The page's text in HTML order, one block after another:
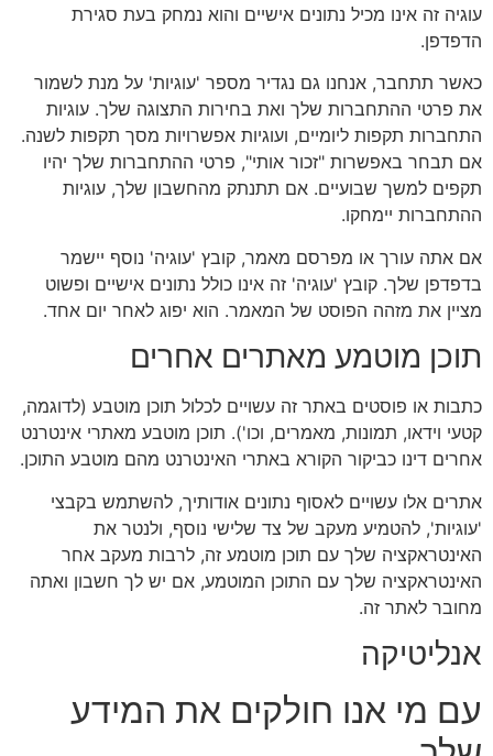
עוגיה זה אינו מכיל נתונים אישיים והוא נמחק בעת סגירת
הדפדפן.
כאשר תתחבר, אנחנו גם נגדיר מספר 'עוגיות' על מנת לשמור
את פרטי ההתחברות שלך ואת בחירות התצוגה שלך. עוגיות
התחברות תקפות ליומיים, ועוגיות אפשרויות מסך תקפות לשנה.
אם תבחר באפשרות "זכור אותי", פרטי ההתחברות שלך יהיו
תקפים למשך שבועיים. אם תתנתק מהחשבון שלך, עוגיות
ההתחברות יימחקו.
אם אתה עורך או מפרסם מאמר, קובץ 'עוגיה' נוסף יישמר
בדפדפן שלך. קובץ 'עוגיה' זה אינו כולל נתונים אישיים ופשוט
מציין את מזהה הפוסט של המאמר. הוא יפוג לאחר יום אחד.
תוכן מוטמע מאתרים אחרים
כתבות או פוסטים באתר זה עשויים לכלול תוכן מוטבע (לדוגמה,
קטעי וידאו, תמונות, מאמרים, וכו'). תוכן מוטבע מאתרי אינטרנט
אחרים דינו כביקור הקורא באתרי האינטרנט מהם מוטבע התוכן.
אתרים אלו עשויים לאסוף נתונים אודותיך, להשתמש בקבצי
'עוגיות', להטמיע מעקב של צד שלישי נוסף, ולנטר את
האינטראקציה שלך עם תוכן מוטמע זה, לרבות מעקב אחר
האינטראקציה שלך עם התוכן המוטמע, אם יש לך חשבון ואתה
מחובר לאתר זה.
אנליטיקה
עם מי אנו חולקים את המידע